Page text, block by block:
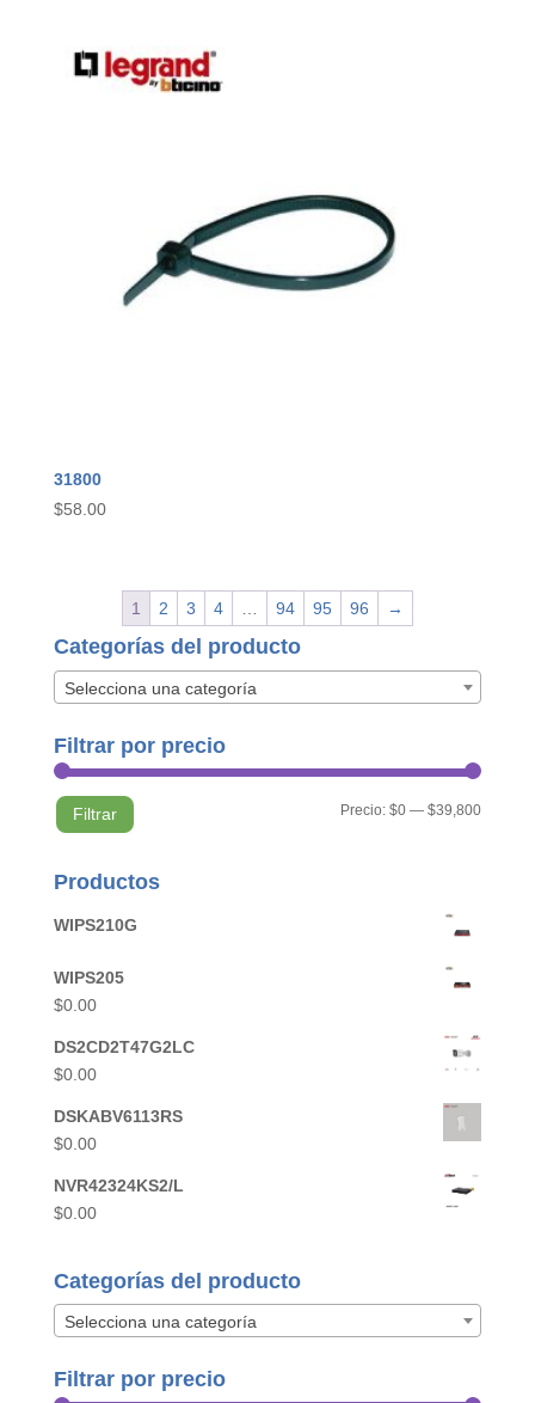
31800
$58.00
1 2 3 4 … 94 95 96 →
Categorías del producto
Selecciona una categoría
Filtrar por precio
Precio
Precio
Filtrar Precio:$0 —$39,800
Productos
WIPS210G
WIPS205
$0.00
DS2CD2T47G2LC
$0.00
DSKABV6113RS
$0.00
NVR42324KS2/L
$0.00
Categorías del producto
Selecciona una categoría
Filtrar por precio